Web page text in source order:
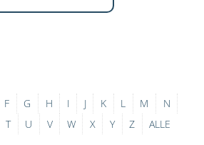
F G H I J K L M
N
T U V W X Y Z ALLE